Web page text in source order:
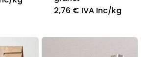
2,76 € IVA Inc/kg